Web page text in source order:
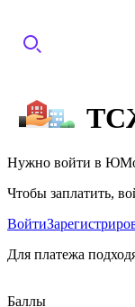
Нужно войти в
Чтобы заплатить,
Войти
Для платежа
Баллы